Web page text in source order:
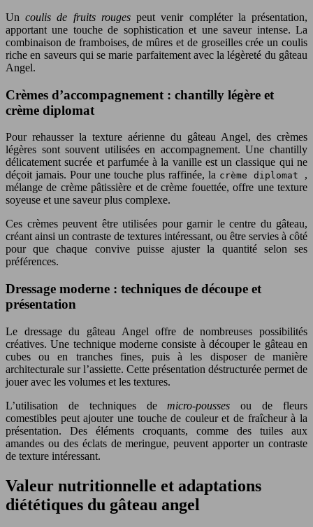
Uncoulis de fruits rougespeut venir compléter la présentation,
apportant une touche de sophistication et une saveur intense. La
combinaison de framboises, de mûres et de groseilles crée un coulis
riche en saveurs qui se marie parfaitement avec la légèreté du gâteau
Angel.
Crèmes d’accompagnement : chantilly légère et
crème diplomat
Pour rehausser la texture aérienne du gâteau Angel, des crèmes
légères sont souvent utilisées en accompagnement. Une chantilly
délicatement sucrée et parfumée à la vanille est un classique qui ne
déçoit jamais. Pour une touche plus raffinée, la crème diplomat ,
mélange de crème pâtissière et de crème fouettée, offre une texture
soyeuse et une saveur plus complexe.
Ces crèmes peuvent être utilisées pour garnir le centre du gâteau,
créant ainsi un contraste de textures intéressant, ou être servies à côté
pour que chaque convive puisse ajuster la quantité selon ses
préférences.
Dressage moderne : techniques de découpe et
présentation
Le dressage du gâteau Angel offre de nombreuses possibilités
créatives. Une technique moderne consiste à découper le gâteau en
cubes ou en tranches fines, puis à les disposer de manière
architecturale sur l’assiette. Cette présentation déstructurée permet de
jouer avec les volumes et les textures.
L’utilisation de techniques demicro-poussesou de fleurs
comestibles peut ajouter une touche de couleur et de fraîcheur à la
présentation. Des éléments croquants, comme des tuiles aux
amandes ou des éclats de meringue, peuvent apporter un contraste
de texture intéressant.
Valeur nutritionnelle et adaptations
diététiques du gâteau angel